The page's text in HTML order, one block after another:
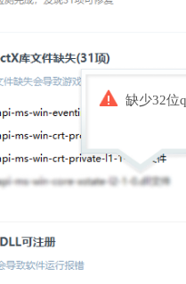
缺少32位